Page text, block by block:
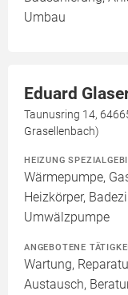
Umbau
Eduard
Taunusring 14,
Grasellenbach)
HEIZUNG
Wärmepumpe,
Heizkörper,
Umwälzpumpe
ANGEBOTENE
Wartung,
Austausch,